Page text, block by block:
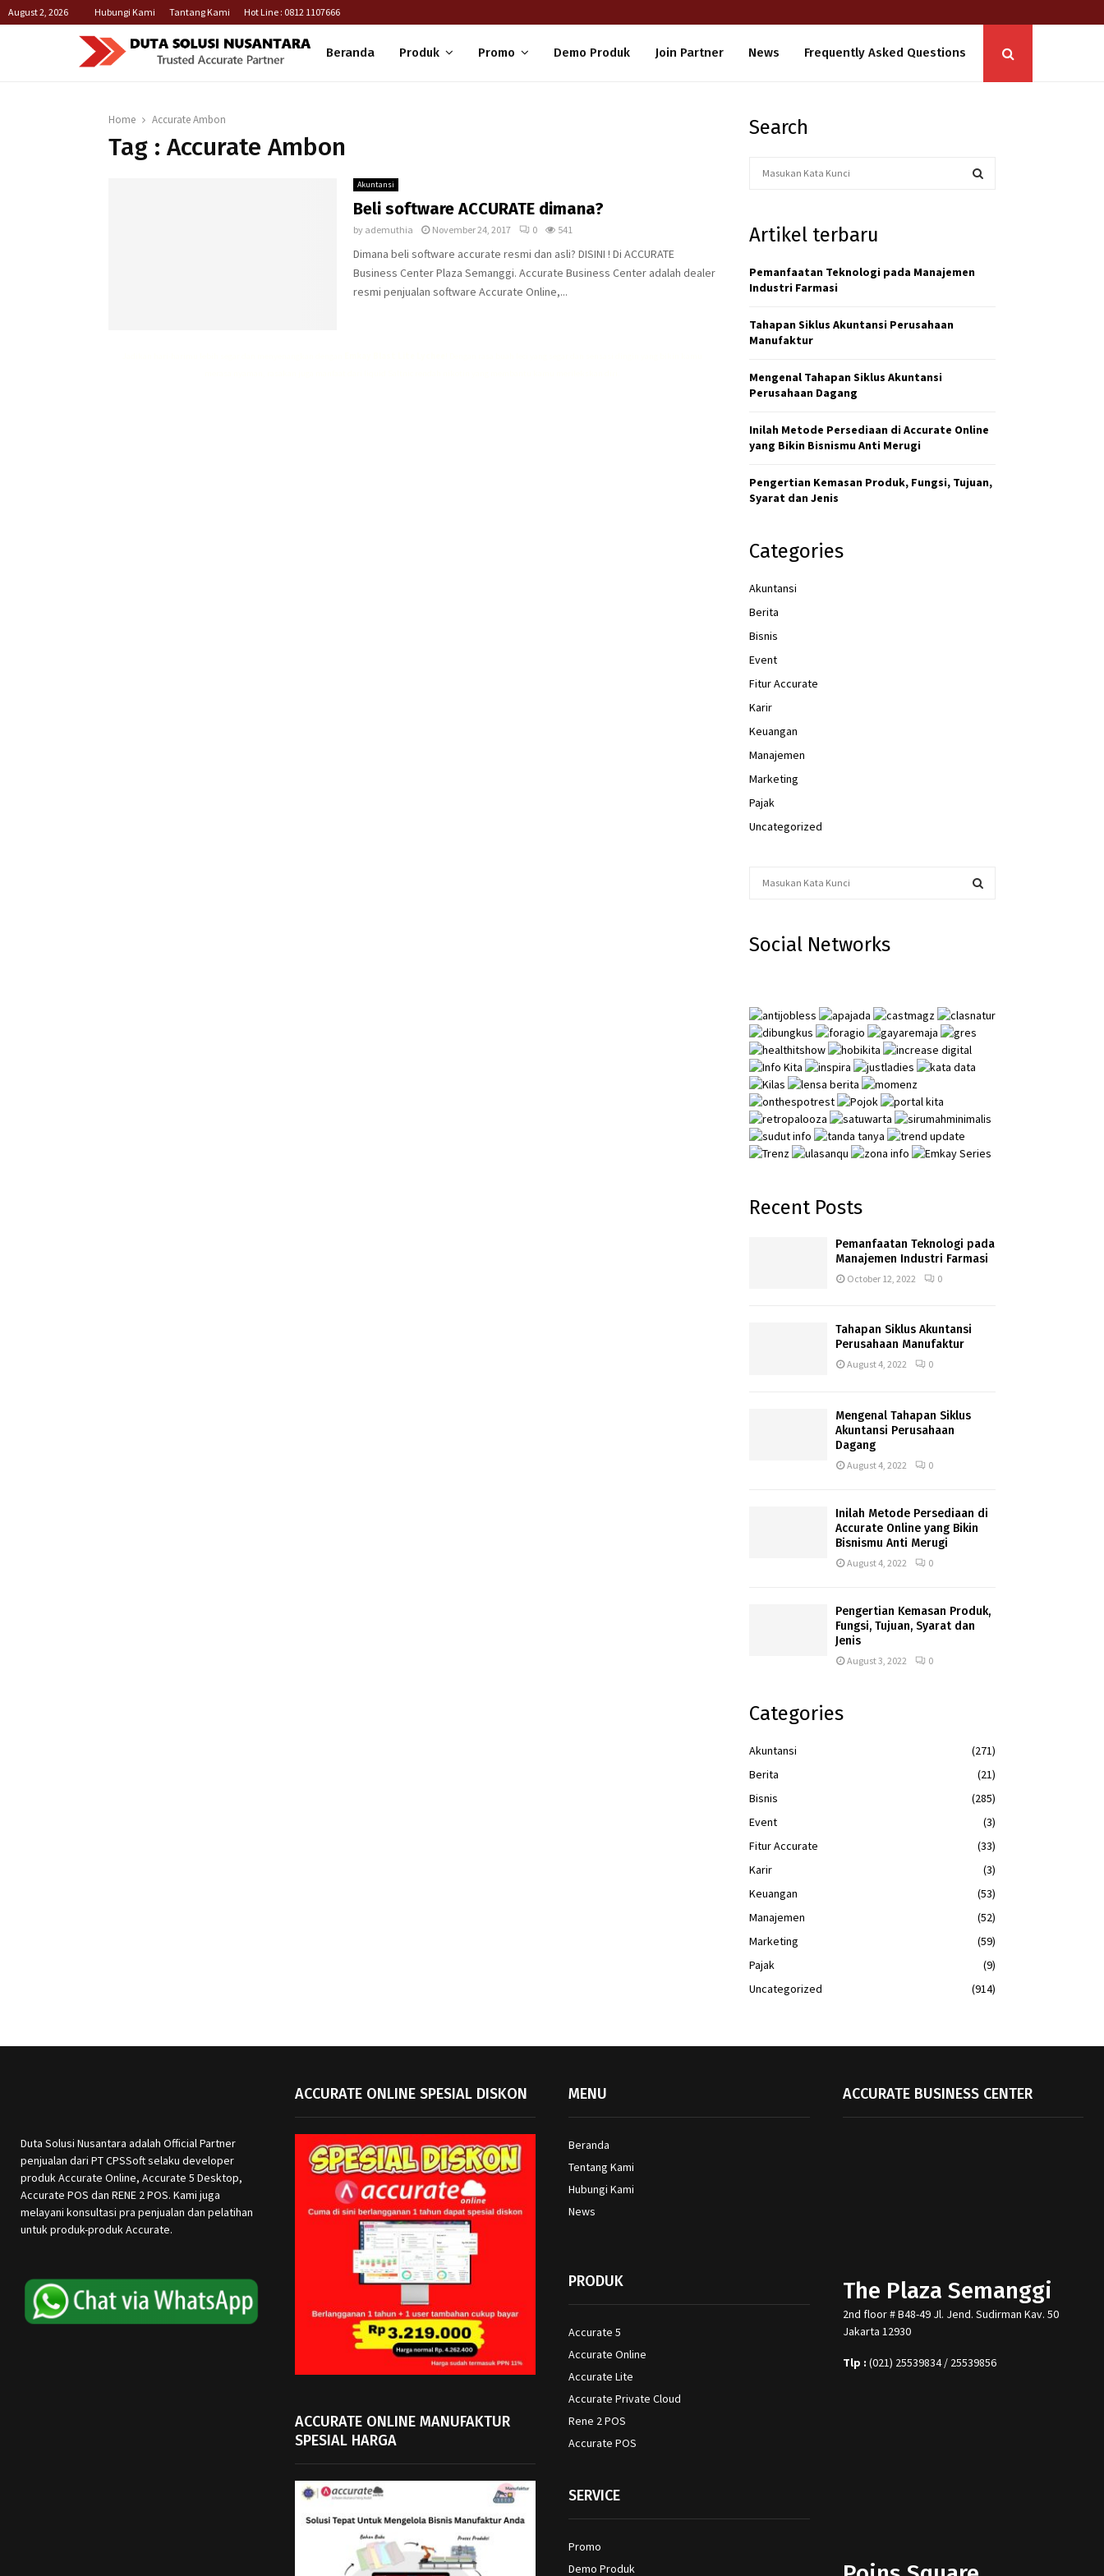
August 2, 2026 Hubungi Kami Tantang Kami Hot Line : 0812 1107666
Beranda Produk Promo Demo Produk Join Partner News Frequently Asked Questions
Home Accurate Ambon
Tag : Accurate Ambon
Akuntansi
Beli software ACCURATE dimana?
by ademuthia November 24, 2017 0 541
Dimana beli software accurate resmi dan asli? DISINI ! Di ACCURATE
Business Center Plaza Semanggi. Accurate Business Center adalah dealer
resmi penjualan software Accurate Online,...
Search
c
f
o
:
A
Artikel terbaru
Pemanfaatan Teknologi pada Manajemen
Industri Farmasi
Tahapan Siklus Akuntansi Perusahaan
Manufaktur
Mengenal Tahapan Siklus Akuntansi
Perusahaan Dagang
Inilah Metode Persediaan di Accurate Online
yang Bikin Bisnismu Anti Merugi
Pengertian Kemasan Produk, Fungsi, Tujuan,
Syarat dan Jenis
Categories
Akuntansi
Berita
Bisnis
Event
Fitur Accurate
Karir
Keuangan
Manajemen
Marketing
Pajak
Uncategorized
c
r
:
R
Social Networks
Recent Posts
Pemanfaatan Teknologi pada
Manajemen Industri Farmasi
October 12, 2022 0
Tahapan Siklus Akuntansi
Perusahaan Manufaktur
August 4, 2022 0
Mengenal Tahapan Siklus
Akuntansi Perusahaan
Dagang
August 4, 2022 0
Inilah Metode Persediaan di
Accurate Online yang Bikin
Bisnismu Anti Merugi
August 4, 2022 0
Pengertian Kemasan Produk,
Fungsi, Tujuan, Syarat dan
Jenis
August 3, 2022 0
Categories
Akuntansi
(271)
Berita
(21)
Bisnis
(285)
Event
(3)
Fitur Accurate
(33)
Karir
(3)
Keuangan
(53)
Manajemen
(52)
Marketing
(59)
Pajak
(9)
Uncategorized
(914)
Duta Solusi Nusantara adalah Official Partner
penjualan dari PT CPSSoft selaku developer
produk Accurate Online, Accurate 5 Desktop,
Accurate POS dan RENE 2 POS. Kami juga
melayani konsultasi pra penjualan dan pelatihan
untuk produk-produk Accurate.
ACCURATE ONLINE SPESIAL DISKON
ACCURATE ONLINE MANUFAKTUR
SPESIAL HARGA
MENU
Beranda
Tentang Kami
Hubungi Kami
News
PRODUK
Accurate 5
Accurate Online
Accurate Lite
Accurate Private Cloud
Rene 2 POS
Accurate POS
SERVICE
Promo
Demo Produk
ACCURATE BUSINESS CENTER
The Plaza Semanggi
2nd floor # B48-49 Jl. Jend. Sudirman Kav. 50
Jakarta 12930
Tlp : (021) 25539834 / 25539856